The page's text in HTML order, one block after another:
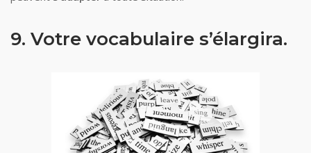
9. Votre vocabulaire s’élargira.